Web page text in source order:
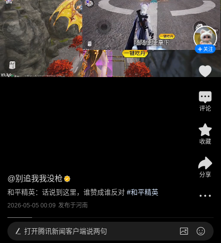
@别追我我没枪
和平精英：话说到这里，谁赞成谁反对 #和平精英
2026-05-05 00:09 发布于河南
关注
评论
收藏
分享
打开腾讯新闻客户端说两句